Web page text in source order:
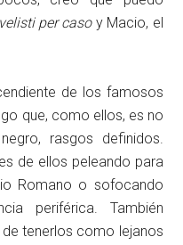
velisti per casoy Macio, el
de los famosos
que, como ellos, es no
rasgos definidos.
de ellos peleando para
Romano o sofocando
periférica. También
tenerlos como lejanos